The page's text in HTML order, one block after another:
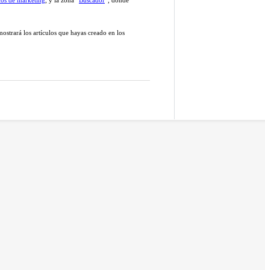
los artículos que hayas creado en los